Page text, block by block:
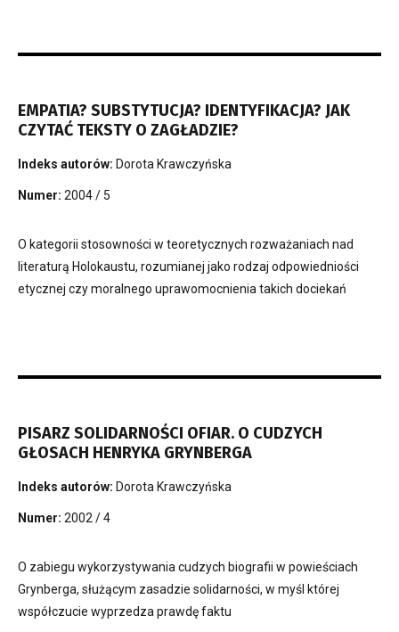
EMPATIA? SUBSTYTUCJA? IDENTYFIKACJA? JAK
CZYTAĆ TEKSTY O ZAGŁADZIE?
Indeks autorów: Dorota Krawczyńska
Numer: 2004 / 5
O kategorii stosowności w teoretycznych rozważaniach nad
literaturą Holokaustu, rozumianej jako rodzaj odpowiedniości
etycznej czy moralnego uprawomocnienia takich dociekań
PISARZ SOLIDARNOŚCI OFIAR. O CUDZYCH
GŁOSACH HENRYKA GRYNBERGA
Indeks autorów: Dorota Krawczyńska
Numer: 2002 / 4
O zabiegu wykorzystywania cudzych biografii w powieściach
Grynberga, służącym zasadzie solidarności, w myśl której
współczucie wyprzedza prawdę faktu